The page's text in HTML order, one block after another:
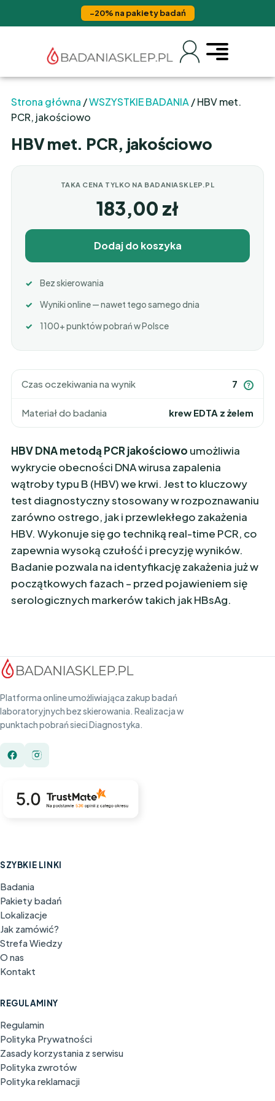
−20% na pakiety badań
Strona główna /WSZYSTKIE BADANIA / HBV met.
PCR, jakościowo
HBV met. PCR, jakościowo
Czas oczekiwania na wynik 7 ?
Materiał do badania krew EDTA z żelem
HBV DNA metodą PCR jakościowo umożliwia
wykrycie obecności DNA wirusa zapalenia
wątroby typu B (HBV) we krwi. Jest to kluczowy
test diagnostyczny stosowany w rozpoznawaniu
zarówno ostrego, jak i przewlekłego zakażenia
HBV. Wykonuje się go techniką real-time PCR, co
zapewnia wysoką czułość i precyzję wyników.
Badanie pozwala na identyfikację zakażenia już w
początkowych fazach – przed pojawieniem się
serologicznych markerów takich jak HBsAg.
TAKA CENA TYLKO NA BADANIASKLEP.PL
183,00 zł
Dodaj do koszyka
Bez skierowania
Wyniki online — nawet tego samego dnia
1100+ punktów pobrań w Polsce
Platforma online umożliwiająca zakup badań
laboratoryjnych bez skierowania. Realizacja w
punktach pobrań sieci Diagnostyka.
SZYBKIE LINKI
Badania
Pakiety badań
Lokalizacje
Jak zamówić?
Strefa Wiedzy
O nas
Kontakt
REGULAMINY
Regulamin
Polityka Prywatności
Zasady korzystania z serwisu
Polityka zwrotów
Polityka reklamacji